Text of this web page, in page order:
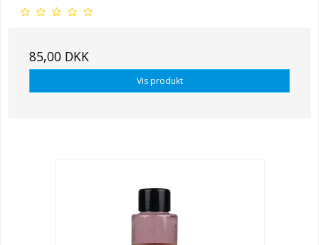
85,00 DKK
Vis produkt